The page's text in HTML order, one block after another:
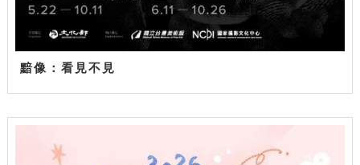
黯像：看見不見